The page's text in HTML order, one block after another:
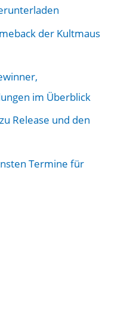
der Kultmaus
im Überblick
Release und den
Termine für